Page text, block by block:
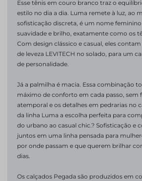
Esse tênis em couro branco traz o
estilo no dia a dia. Luma remete à luz, ao
sofisticação discreta, é um nome feminino
suavidade e brilho, exatamente como os
Com design clássico e casual, eles
de leveza LEVITECH no solado, para um
de personalidade.
Já a palmilha é macia. Essa combinação
máximo de conforto em cada passo, sem
atemporal e os detalhes em pedrarias no
da linha Luma a escolha perfeita para
do urbano ao casual chic.? Sofisticação e
juntos em uma linha pensada para
por onde passam e que querem brilhar
dias.
Os calçados Pegada são produzidos em